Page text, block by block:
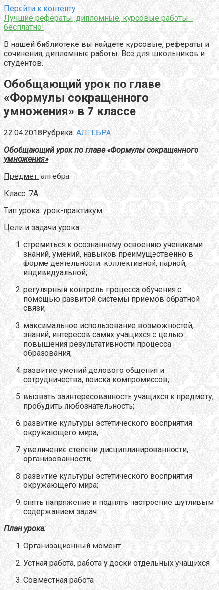
Перейти к контенту
Лучшие рефераты, дипломные, курсовые работы -
бесплатно!
В нашей библиотеке вы найдете курсовые, рефераты и
сочинения, дипломные работы. Все для школьников и
студентов.
Обобщающий урок по главе
«Формулы сокращенного
умножения» в 7 классе
22.04.2018Рубрика: АЛГЕБРА
Обобщающий урок по главе «Формулы сокращенного
умножения»
Предмет: алгебра.
Класс: 7А
Тип урока: урок-практикум
Цели и задачи урока:
стремиться к осознанному освоению учениками
знаний, умений, навыков преимущественно в
форме деятельности: коллективной, парной,
индивидуальной;
регулярный контроль процесса обучения с
помощью развитой системы приемов обратной
связи;
максимальное использование возможностей,
знаний, интересов самих учащихся с целью
повышения результативности процесса
образования;
развитие умений делового общения и
сотрудничества, поиска компромиссов;
вызвать заинтересованность учащихся к предмету;
пробудить любознательность;
развитие культуры эстетического восприятия
окружающего мира,
увеличение степени дисциплинированности,
организованности;
развитие культуры эстетического восприятия
окружающего мира;
снять напряжение и поднять настроение шутливым
содержанием задач.
План урока:
Организационный момент
Устная работа, работа у доски отдельных учащихся
Совместная работа